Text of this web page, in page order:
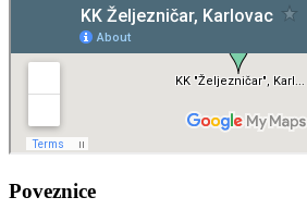
Poveznice